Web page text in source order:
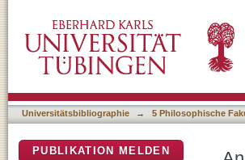
Universitätsbibliographie → 5 Philosophische
PUBLIKATION MELDEN